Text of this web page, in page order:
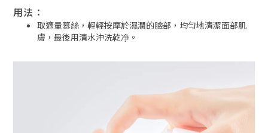
用法：
取適量慕絲，輕輕按摩於濕潤的臉部，均勻地清潔面部肌
膚，最後用清水沖洗乾净。